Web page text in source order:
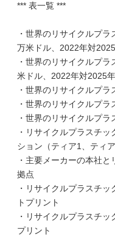
*** 表一覧 ***
・世界のリサイクルプ
万米ドル、2022年対
・世界のリサイクルプ
米ドル、2022年対2025年
・世界のリサイクルプ
・世界のリサイクルプ
・世界のリサイクルプ
・リサイクルプラスチ
ション（ティア1、ティ
・主要メーカーの本社
拠点
・リサイクルプラスチ
トプリント
・リサイクルプラスチ
プリント